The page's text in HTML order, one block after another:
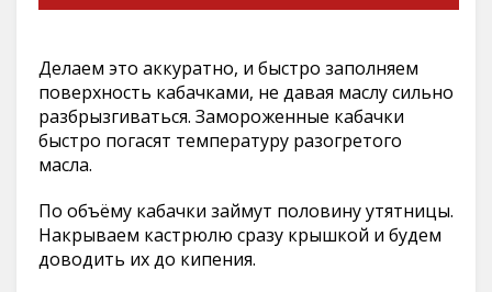
Делаем это аккуратно, и быстро заполняем
поверхность кабачками, не давая маслу сильно
разбрызгиваться. Замороженные кабачки
быстро погасят температуру разогретого
масла.
По объёму кабачки займут половину утятницы.
Накрываем кастрюлю сразу крышкой и будем
доводить их до кипения.